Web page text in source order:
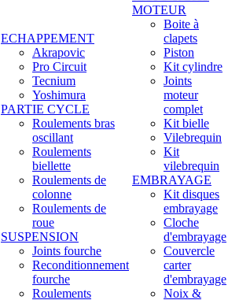
ECHAPPEMENT
Akrapovic
Pro Circuit
Tecnium
Yoshimura
PARTIE CYCLE
Roulements bras
oscillant
Roulements
biellette
Roulements de
colonne
Roulements de
roue
SUSPENSION
Joints fourche
Reconditionnement
fourche
Roulements
MOTEUR
Boite à
clapets
Piston
Kit cylindre
Joints
moteur
complet
Kit bielle
Vilebrequin
Kit
vilebrequin
EMBRAYAGE
Kit disques
embrayage
Cloche
d'embrayage
Couvercle
carter
d'embrayage
Noix &